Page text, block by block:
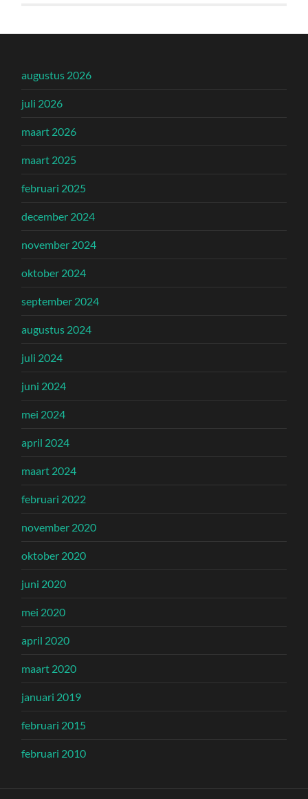
augustus 2026
juli 2026
maart 2026
maart 2025
februari 2025
december 2024
november 2024
oktober 2024
september 2024
augustus 2024
juli 2024
juni 2024
mei 2024
april 2024
maart 2024
februari 2022
november 2020
oktober 2020
juni 2020
mei 2020
april 2020
maart 2020
januari 2019
februari 2015
februari 2010